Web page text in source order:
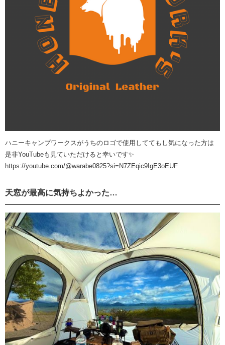
ハニーキャンプワークスがうちのロゴで使用しててもし気になった方は
是非YouTubeも見ていただけると幸いです✨
https://youtube.com/@warabe0825?si=N7ZEqic9IgE3oEUF
天窓が最高に気持ちよかった…